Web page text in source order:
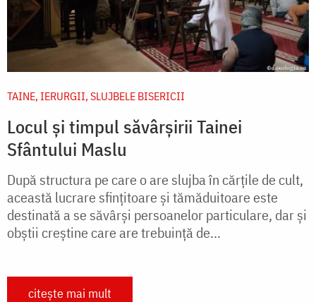
TAINE, IERURGII, SLUJBELE BISERICII
Locul și timpul săvârșirii Tainei
Sfântului Maslu
După structura pe care o are slujba în cărțile de cult,
această lucrare sfințitoare și tămăduitoare este
destinată a se săvârși persoanelor particulare, dar și
obștii creștine care are trebuință de...
citește mai mult